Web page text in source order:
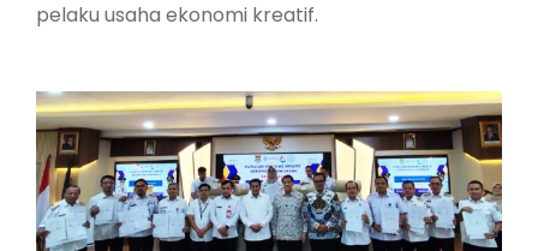
pelaku usaha ekonomi kreatif.